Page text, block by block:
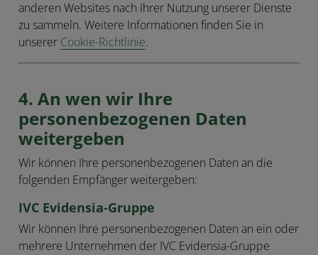
anderen Websites nach Ihrer Nutzung unserer Dienste
zu sammeln. Weitere Informationen finden Sie in
unserer Cookie-Richtlinie.
4. An wen wir Ihre
personenbezogenen Daten
weitergeben
Wir können Ihre personenbezogenen Daten an die
folgenden Empfänger weitergeben:
IVC Evidensia-Gruppe
Wir können Ihre personenbezogenen Daten an ein oder
mehrere Unternehmen der IVC Evidensia-Gruppe